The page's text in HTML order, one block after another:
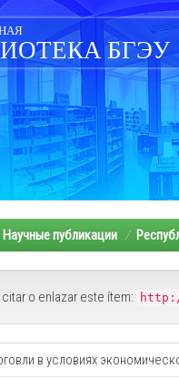
БГЭУ
Научные публикации
o enlazar este ítem:
в условиях